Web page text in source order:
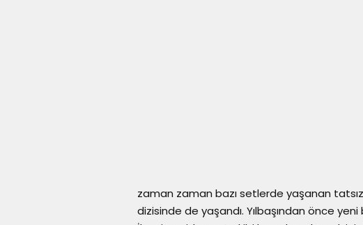
zaman zaman bazı setlerde yaşanan
dizisinde de yaşandı. Yılbaşından önce